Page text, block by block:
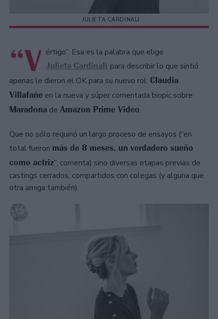
JULIETA CARDINALI
“V értigo”. Esa es la palabra que elige
Julieta Cardinali para describir lo que sintió
apenas le dieron el OK para su nuevo rol: Claudia
Villafañe en la nueva y súper comentada biopic sobre
Maradona de Amazon Prime Video.
Que no sólo requirió un largo proceso de ensayos (“en
total fueron más de 8 meses, un verdadero sueño
como actriz”, comenta) sino diversas etapas previas de
castings cerrados, compartidos con colegas (y alguna que
otra amiga también).